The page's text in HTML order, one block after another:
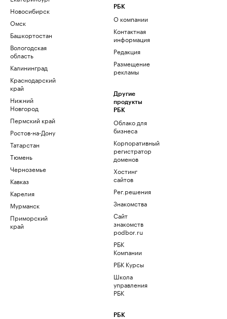
Новосибирск
Омск
Башкортостан
Вологодская
область
Калининград
Краснодарский
край
Нижний
Новгород
Пермский край
Ростов-на-Дону
Татарстан
Тюмень
Черноземье
Кавказ
Карелия
Мурманск
Приморский
край
РБК
О компании
Контактная
информация
Редакция
Размещение
рекламы
Другие
продукты
РБК
Облако для
бизнеса
Корпоративный
регистратор
доменов
Хостинг
сайтов
Рег.решения
Знакомства
Сайт
знакомств
podbor.ru
РБК
Компании
РБК Курсы
Школа
управления
РБК
РБК